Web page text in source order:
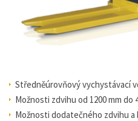
Středněúrovňový vychystávací
Možnosti zdvihu od 1200 mm do
Možnosti dodatečného zdvihu